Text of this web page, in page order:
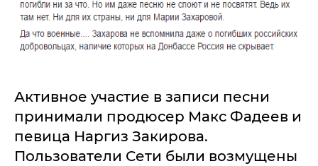
Активное участие в записи песни
принимали продюсер Макс Фадеев и
певица Наргиз Закирова.
Пользователи Сети были возмущены